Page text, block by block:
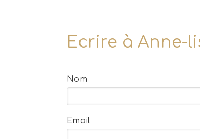
Ecrire à Anne-
Nom
Email